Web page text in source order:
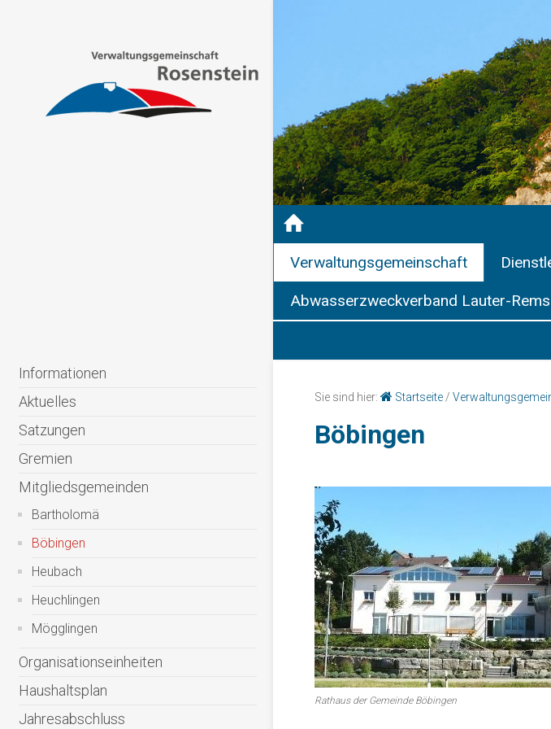
Verwaltungsgemeinschaft
Abwasserzweckverband Lauter-Rems
Informationen
Aktuelles
Satzungen
Gremien
Mitgliedsgemeinden
Bartholomä
Böbingen
Heubach
Heuchlingen
Mögglingen
Organisationseinheiten
Haushaltsplan
Jahresabschluss
Sie sind hier: Startseite /
Böbingen
Rathaus der Gemeinde Böbingen